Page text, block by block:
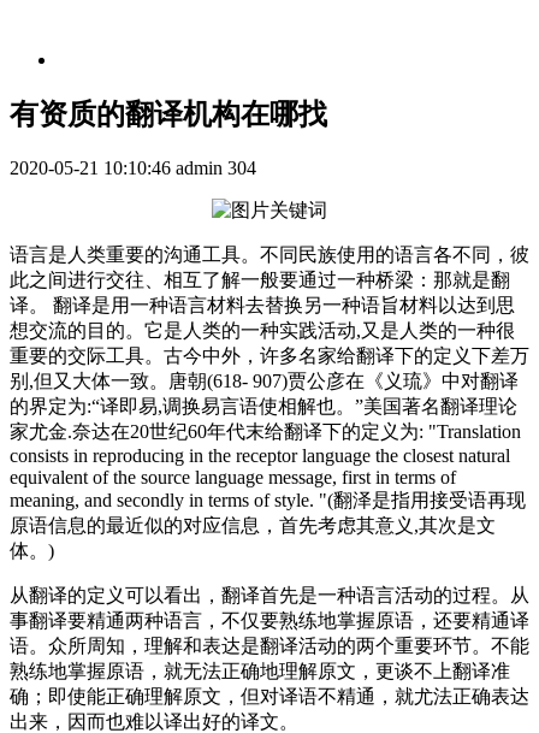
有资质的翻译机构在哪找
2020-05-21 10:10:46 admin 304
语言是人类重要的沟通工具。不同民族使用的语言各不同，彼
此之间进行交往、相互了解一般要通过一种桥梁：那就是翻
译。 翻译是用一种语言材料去替换另一种语旨材料以达到思
想交流的目的。它是人类的一种实践活动,又是人类的一种很
重要的交际工具。古今中外，许多名家给翻译下的定义下差万
别,但又大体一致。唐朝(618- 907)贾公彦在《义琉》中对翻译
的界定为:“译即易,调换易言语使相解也。”美国著名翻译理论
家尤金.奈达在20世纪60年代末给翻译下的定义为: "Translation
consists in reproducing in the receptor language the closest natural
equivalent of the source language message, first in terms of
meaning, and secondly in terms of style. "(翻泽是指用接受语再现
原语信息的最近似的对应信息，首先考虑其意义,其次是文
体。)
从翻译的定义可以看出，翻译首先是一种语言活动的过程。从
事翻译要精通两种语言，不仅要熟练地掌握原语，还要精通译
语。众所周知，理解和表达是翻译活动的两个重要环节。不能
熟练地掌握原语，就无法正确地理解原文，更谈不上翻译准
确；即使能正确理解原文，但对译语不精通，就尤法正确表达
出来，因而也难以译出好的译文。